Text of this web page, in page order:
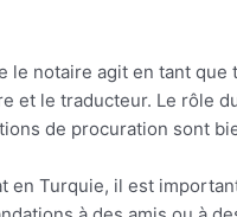
le notaire agit en tant
et le traducteur. Le rôle
de procuration sont
en Turquie, il est